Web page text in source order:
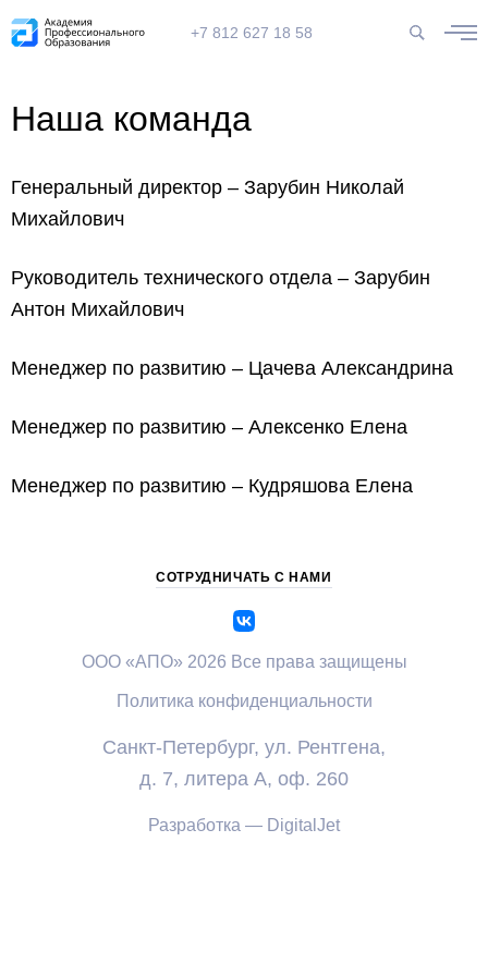
+7 812 627 18 58
Наша команда
Генеральный директор – Зарубин Николай
Михайлович
Руководитель технического отдела – Зарубин
Антон Михайлович
Менеджер по развитию – Цачева Александрина
Менеджер по развитию – Алексенко Елена
Менеджер по развитию – Кудряшова Елена
СОТРУДНИЧАТЬ С НАМИ
ООО «АПО» 2026 Все права защищены
Политика конфиденциальности
Разработка — DigitalJet
Санкт-Петербург, ул. Рентгена,
д. 7, литера А, оф. 260